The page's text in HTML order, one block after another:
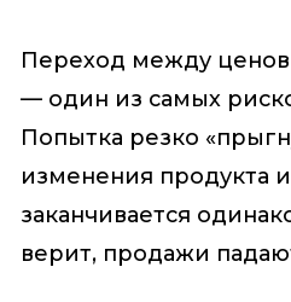
Переход между
— один из самых
Попытка резко
изменения продукта
заканчивается
верит, продажи